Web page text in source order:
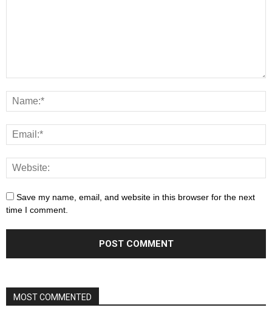
Save my name, email, and website in this browser for the next
time I comment.
MOST COMMENTED